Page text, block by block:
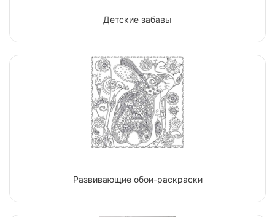
Детские забавы
Развивающие обои-раскраски